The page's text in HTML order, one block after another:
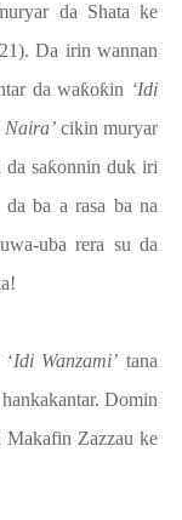
da Shata ke
Da irin wannan
da waƙoƙin ‘Idi
Naira’cikin muryar
da saƙonnin duk iri
ba a rasa ba na
uba rera su da
‘Idi Wanzami’ tana
Domin
Makafin Zazzau ke